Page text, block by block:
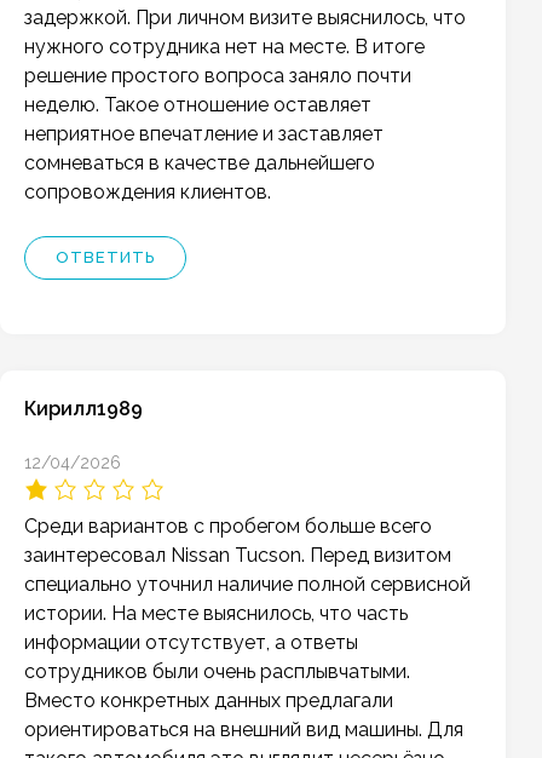
задержкой. При личном визите выяснилось, что
нужного сотрудника нет на месте. В итоге
решение простого вопроса заняло почти
неделю. Такое отношение оставляет
неприятное впечатление и заставляет
сомневаться в качестве дальнейшего
сопровождения клиентов.
ОТВЕТИТЬ
Кирилл1989
12/04/2026
Среди вариантов с пробегом больше всего
заинтересовал Nissan Tucson. Перед визитом
специально уточнил наличие полной сервисной
истории. На месте выяснилось, что часть
информации отсутствует, а ответы
сотрудников были очень расплывчатыми.
Вместо конкретных данных предлагали
ориентироваться на внешний вид машины. Для